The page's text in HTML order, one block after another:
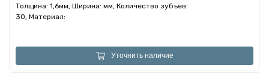
Толщина: 1,6мм, Ширина: мм, Количество зубъев:
30, Материал:
Уточнить наличие